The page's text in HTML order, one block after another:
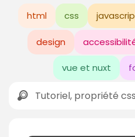
html css
design
vue et nuxt